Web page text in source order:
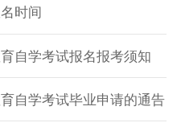
时间
自学考试报名报考须知
自学考试毕业申请的通告